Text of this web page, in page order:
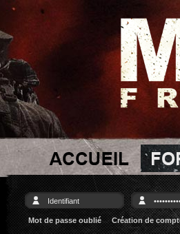
Mot de passe oublié Création de